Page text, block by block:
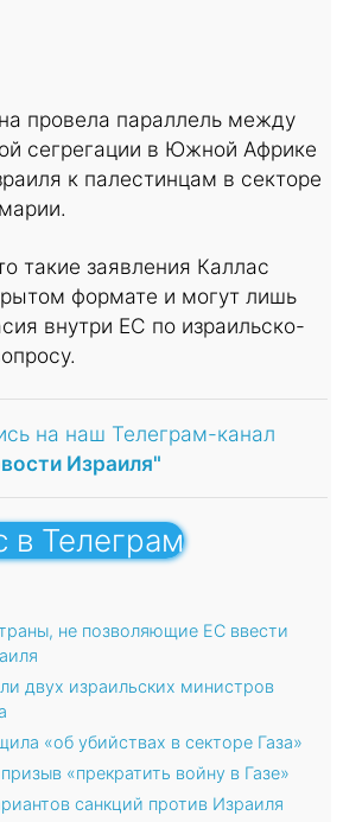
провела параллель между
сегрегации в Южной Африке
к палестинцам в секторе
такие заявления Каллас
формате и могут лишь
внутри ЕС по израильско-
на наш Телеграм-канал
Израиля"
в Телеграм
не позволяющие ЕС ввести
двух израильских министров
«об убийствах в секторе Газа»
«прекратить войну в Газе»
санкций против Израиля